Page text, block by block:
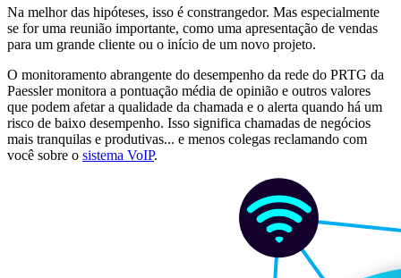
Na melhor das hipóteses, isso é constrangedor. Mas especialmente
se for uma reunião importante, como uma apresentação de vendas
para um grande cliente ou o início de um novo projeto.
O monitoramento abrangente do desempenho da rede do PRTG da
Paessler monitora a pontuação média de opinião e outros valores
que podem afetar a qualidade da chamada e o alerta quando há um
risco de baixo desempenho. Isso significa chamadas de negócios
mais tranquilas e produtivas... e menos colegas reclamando com
você sobre o sistema VoIP.